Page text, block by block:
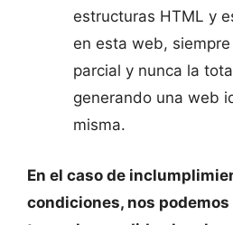
estructuras HTML y
en esta web,
parcial y nunca la
generando una web
misma.
En el caso de
condiciones, nos